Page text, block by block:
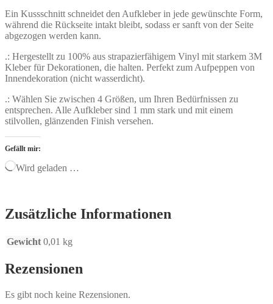
Ein Kussschnitt schneidet den Aufkleber in jede gewünschte Form,
während die Rückseite intakt bleibt, sodass er sanft von der Seite
abgezogen werden kann.
.: Hergestellt zu 100% aus strapazierfähigem Vinyl mit starkem 3M
Kleber für Dekorationen, die halten. Perfekt zum Aufpeppen von
Innendekoration (nicht wasserdicht).
.: Wählen Sie zwischen 4 Größen, um Ihren Bedürfnissen zu
entsprechen. Alle Aufkleber sind 1 mm stark und mit einem
stilvollen, glänzenden Finish versehen.
Gefällt mir:
Wird geladen …
Zusätzliche Informationen
Gewicht 0,01 kg
Rezensionen
Es gibt noch keine Rezensionen.